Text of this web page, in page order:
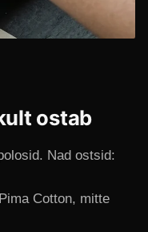
ostab
Nad ostsid:
Cotton, mitte